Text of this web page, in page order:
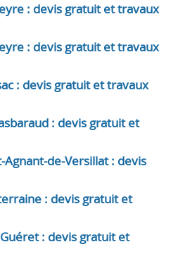
: devis gratuit et travaux
: devis gratuit et travaux
: devis gratuit et travaux
: devis gratuit et
de-Versillat : devis
: devis gratuit et
: devis gratuit et